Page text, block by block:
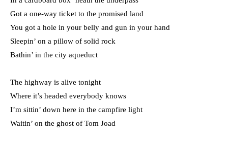
Got a one-way ticket to the promised land
You got a hole in your belly and gun in your hand
Sleepin’ on a pillow of solid rock
Bathin’ in the city aqueduct
The highway is alive tonight
Where it’s headed everybody knows
I’m sittin’ down here in the campfire light
Waitin’ on the ghost of Tom Joad